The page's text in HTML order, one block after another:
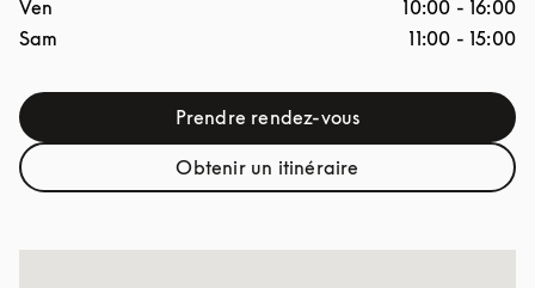
Ven
10:00 - 16:00
Sam
11:00 - 15:00
Prendre rendez-vousLink Opens in New Tab
Obtenir un itinéraireLink Opens in New Tab